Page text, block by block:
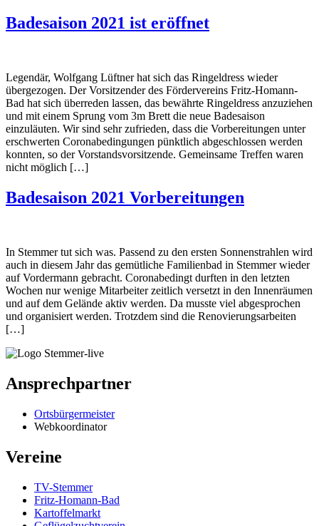
Badesaison 2021 ist eröffnet
Legendär, Wolfgang Lüftner hat sich das Ringeldress wieder
übergezogen. Der Vorsitzender des Fördervereins Fritz-Homann-
Bad hat sich überreden lassen, das bewährte Ringeldress anzuziehen
und mit einem Sprung vom 3m Brett die neue Badesaison
einzuläuten. Wir sind sehr zufrieden, dass die Vorbereitungen unter
erschwerten Coronabedingungen pünktlich abgeschlossen werden
konnten, so der Vorstandsvorsitzende. Gemeinsame Treffen waren
nicht möglich […]
Badesaison 2021 Vorbereitungen
In Stemmer tut sich was. Passend zu den ersten Sonnenstrahlen wird
auch in diesem Jahr das gemütliche Familienbad in Stemmer wieder
auf Vordermann gebracht. Coronabedingt durften in den letzten
Wochen nur wenige Mitarbeiter zeitlich versetzt in den Innenräumen
und auf dem Gelände aktiv werden. Da musste viel abgesprochen
und organisiert werden. Trotzdem sind die Renovierungsarbeiten
[…]
Ansprechpartner
Ortsbürgermeister
Webkoordinator
Vereine
TV-Stemmer
Fritz-Homann-Bad
Kartoffelmarkt